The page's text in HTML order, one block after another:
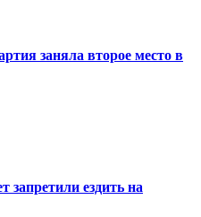
заняла второе место в
ездить на